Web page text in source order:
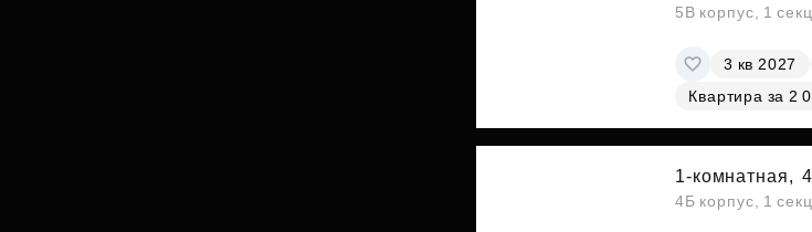
5В корпус, 1
3 кв 2027
Квартира за 2
1-комнатная,
4Б корпус, 1